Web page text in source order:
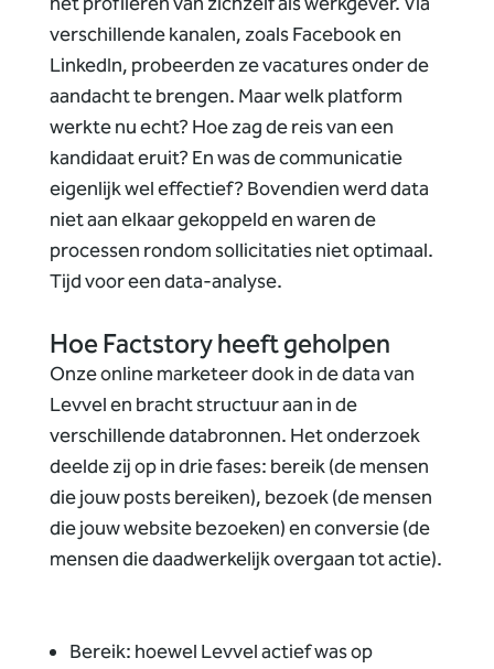
verschillende kanalen, zoals Facebook en
LinkedIn, probeerden ze vacatures onder de
aandacht te brengen. Maar welk platform
werkte nu echt? Hoe zag de reis van een
kandidaat eruit? En was de communicatie
eigenlijk wel effectief? Bovendien werd data
niet aan elkaar gekoppeld en waren de
processen rondom sollicitaties niet optimaal.
Tijd voor een data-analyse.
Hoe Factstory heeft geholpen
Onze online marketeer dook in de data van
Levvel en bracht structuur aan in de
verschillende databronnen. Het onderzoek
deelde zij op in drie fases: bereik (de mensen
die jouw posts bereiken), bezoek (de mensen
die jouw website bezoeken) en conversie (de
mensen die daadwerkelijk overgaan tot actie).
Bereik: hoewel Levvel actief was op